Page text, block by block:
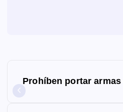
Prohíben portar